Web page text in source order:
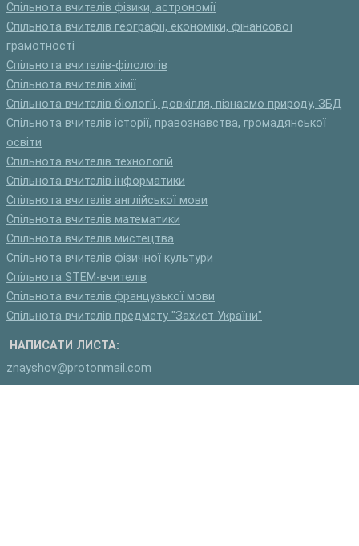
Спільнота вчителів фізики, астрономії
Спільнота вчителів географії, економіки, фінансової
грамотності
Спільнота вчителів-філологів
Спільнота вчителів хімії
Спільнота вчителів біології, довкілля, пізнаємо природу, ЗБД
Спільнота вчителів історії, правознавства, громадянської
освіти
Спільнота вчителів технологій
Спільнота вчителів інформатики
Спільнота вчителів англійської мови
Спільнота вчителів математики
Спільнота вчителів мистецтва
Спільнота вчителів фізичної культури
Спільнота STEM-вчителів
Спільнота вчителів французької мови
Спільнота вчителів предмету "Захист України"
НАПИСАТИ ЛИСТА:
znayshov@protonmail.com